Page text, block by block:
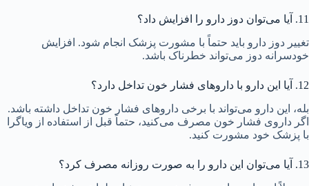
11. آیا می‌توان دوز دارو را افزایش داد؟
تغییر دوز دارو باید حتماً با مشورت پزشک انجام شود. افزایش
خودسرانه دوز می‌تواند خطرناک باشد.
12. آیا این دارو با داروهای فشار خون تداخل دارد؟
بله، این دارو می‌تواند با برخی داروهای فشار خون تداخل داشته باشد.
اگر داروی فشار خون مصرف می‌کنید، حتماً قبل از استفاده از ویاگرا
با پزشک خود مشورت کنید.
13. آیا می‌توان این دارو را به صورت روزانه مصرف کرد؟